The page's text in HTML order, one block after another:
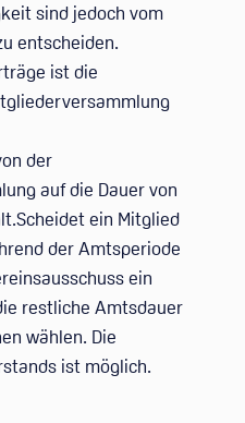
sind jedoch vom
entscheiden.
ist die
der
auf die Dauer von
ein Mitglied
der Amtsperiode
ein
restliche Amtsdauer
wählen. Die
ist möglich.